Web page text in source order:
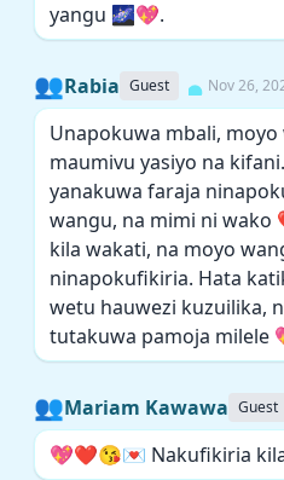
yangu 🌌💖.
👥Rabia Guest Nov 26,
Unapokuwa mbali,
maumivu yasiyo na
yanakuwa faraja
wangu, na mimi ni wako
kila wakati, na moyo
ninapokufikiria. Hata
wetu hauwezi kuzuilika,
tutakuwa pamoja milele
👥Mariam Kawawa Guest
💖❤️😘💌 Nakufikiria